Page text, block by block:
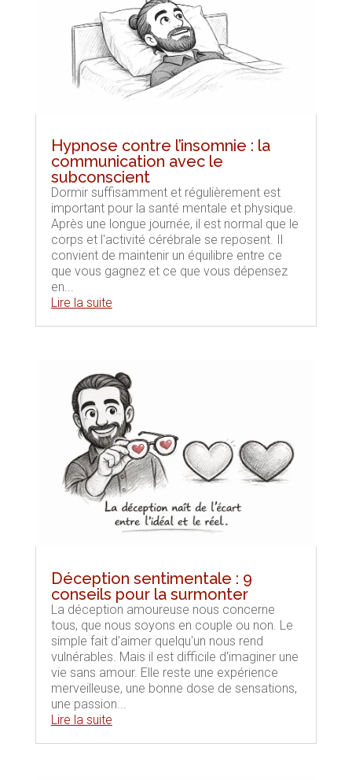
Hypnose contre l’insomnie : la
communication avec le
subconscient
Dormir suffisamment et régulièrement est
important pour la santé mentale et physique.
Après une longue journée, il est normal que le
corps et l'activité cérébrale se reposent. Il
convient de maintenir un équilibre entre ce
que vous gagnez et ce que vous dépensez
en...
Lire la suite
Déception sentimentale : 9
conseils pour la surmonter
La déception amoureuse nous concerne
tous, que nous soyons en couple ou non. Le
simple fait d'aimer quelqu'un nous rend
vulnérables. Mais il est difficile d'imaginer une
vie sans amour. Elle reste une expérience
merveilleuse, une bonne dose de sensations,
une passion...
Lire la suite